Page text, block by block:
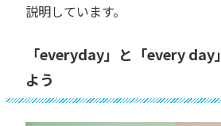
説明しています。
「everyday」と「every day
よう